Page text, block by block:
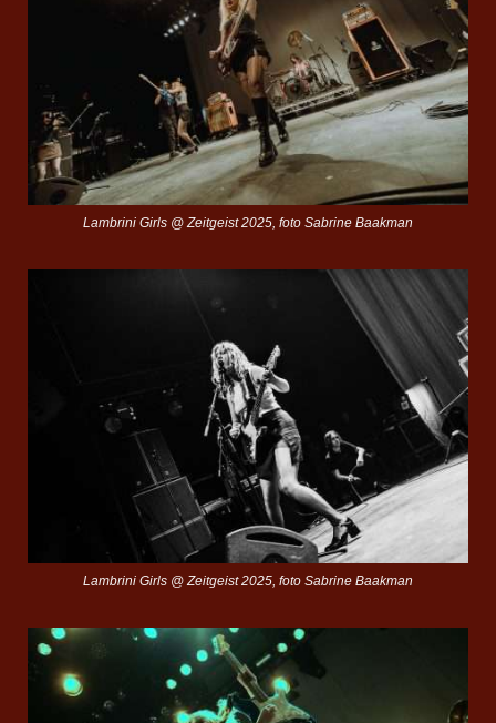
Lambrini Girls @ Zeitgeist 2025, foto Sabrine Baakman
Lambrini Girls @ Zeitgeist 2025, foto Sabrine Baakman